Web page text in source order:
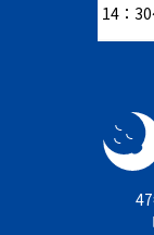
14：